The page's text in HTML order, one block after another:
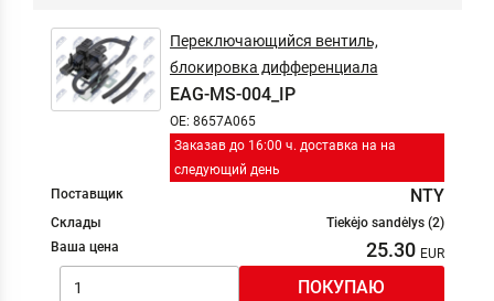
Заказав до 16:00 ч. доставка на на
следующий день
Переключающийся вентиль,
блокировка дифференциала
EAG-MS-004_IP
OE: 8657A065
Поставщик NTY
Склады
Tiekėjo sandėlys (2)
Ваша цена
25.30